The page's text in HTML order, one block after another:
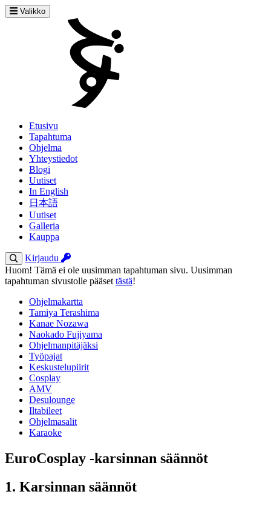
Valikko
Etusivu
Tapahtuma
Ohjelma
Yhteystiedot
Blogi
Uutiset
In English
日本語
Uutiset
Galleria
Kauppa
Kirjaudu
Huom! Tämä ei ole uusimman tapahtuman sivu. Uusimman
tapahtuman sivustolle pääset tästä!
Ohjelmakartta
Tamiya Terashima
Kanae Nozawa
Naokado Fujiyama
Ohjelmanpitäjäksi
Työpajat
Keskustelupiirit
Cosplay
AMV
Desulounge
Iltabileet
Ohjelmasalit
Karaoke
EuroCosplay -karsinnan säännöt
1. Karsinnan säännöt